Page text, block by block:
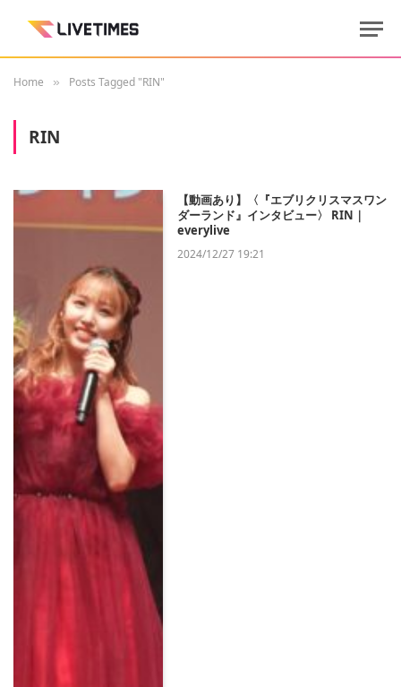
Home » Posts Tagged "RIN"
RIN
【動画あり】〈『エブリクリスマスワン
ダーランド』インタビュー〉 RIN｜
everylive
2024/12/27 19:21